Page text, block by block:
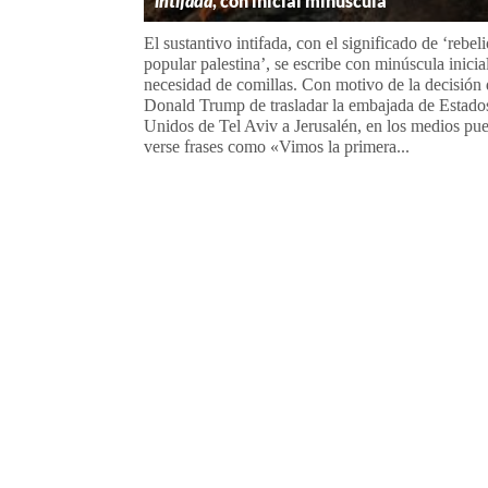
El sustantivo intifada, con el significado de
popular palestina’, se escribe con minúscula
necesidad de comillas. Con motivo de la decisión
Donald Trump de trasladar la embajada de
Unidos de Tel Aviv a Jerusalén, en los medios
verse frases como «Vimos la primera...